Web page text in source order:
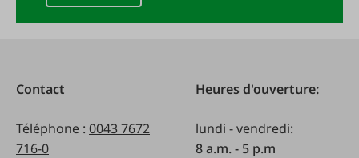
Contact
Téléphone : 0043 7672
716-0
Heures d'ouverture:
lundi - vendredi:
8 a.m. - 5 p.m